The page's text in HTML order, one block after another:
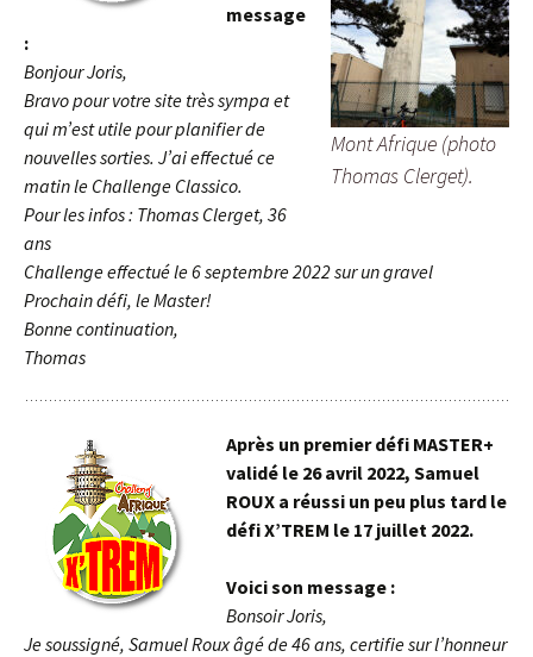
Mont Afrique (photo
Thomas Clerget).
message
:
Bonjour Joris,
Bravo pour votre site très sympa et
qui m’est utile pour planifier de
nouvelles sorties. J’ai effectué ce
matin le Challenge Classico.
Pour les infos : Thomas Clerget, 36
ans
Challenge effectué le 6 septembre 2022 sur un gravel
Prochain défi, le Master!
Bonne continuation,
Thomas
Après un premier défi MASTER+
validé le 26 avril 2022, Samuel
ROUX a réussi un peu plus tard le
défi X’TREM le 17 juillet 2022.
Voici son message :
Bonsoir Joris,
Je soussigné, Samuel Roux âgé de 46 ans, certifie sur l’honneur